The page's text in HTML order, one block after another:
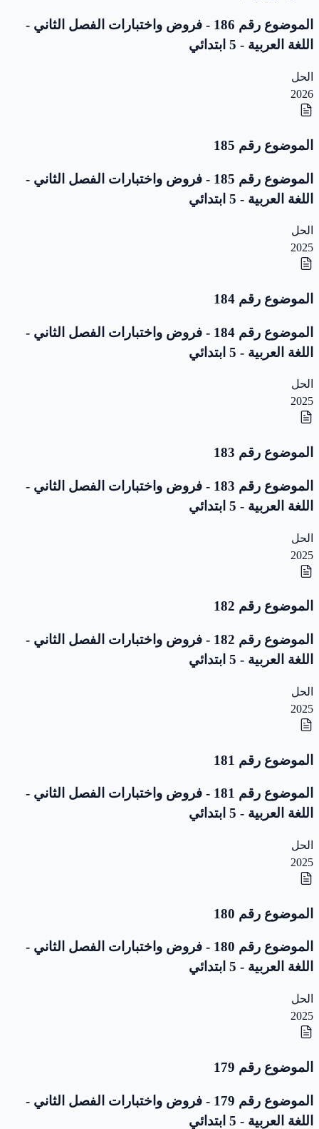
الموضوع رقم 186 - فروض واختبارات الفصل الثاني -
اللغة العربية - 5 ابتدائي
الحل
2026
الموضوع رقم 185
الموضوع رقم 185 - فروض واختبارات الفصل الثاني -
اللغة العربية - 5 ابتدائي
الحل
2025
الموضوع رقم 184
الموضوع رقم 184 - فروض واختبارات الفصل الثاني -
اللغة العربية - 5 ابتدائي
الحل
2025
الموضوع رقم 183
الموضوع رقم 183 - فروض واختبارات الفصل الثاني -
اللغة العربية - 5 ابتدائي
الحل
2025
الموضوع رقم 182
الموضوع رقم 182 - فروض واختبارات الفصل الثاني -
اللغة العربية - 5 ابتدائي
الحل
2025
الموضوع رقم 181
الموضوع رقم 181 - فروض واختبارات الفصل الثاني -
اللغة العربية - 5 ابتدائي
الحل
2025
الموضوع رقم 180
الموضوع رقم 180 - فروض واختبارات الفصل الثاني -
اللغة العربية - 5 ابتدائي
الحل
2025
الموضوع رقم 179
الموضوع رقم 179 - فروض واختبارات الفصل الثاني -
اللغة العربية - 5 ابتدائي